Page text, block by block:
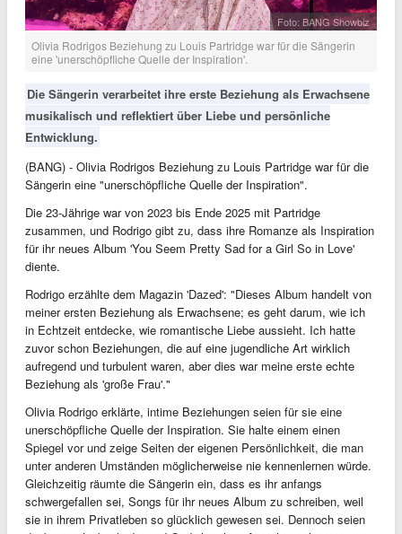
Foto: BANG Showbiz
Olivia Rodrigos Beziehung zu Louis Partridge war für die Sängerin
eine 'unerschöpfliche Quelle der Inspiration'.
Die Sängerin verarbeitet ihre erste Beziehung als Erwachsene
musikalisch und reflektiert über Liebe und persönliche
Entwicklung.
(BANG) - Olivia Rodrigos Beziehung zu Louis Partridge war für die
Sängerin eine "unerschöpfliche Quelle der Inspiration".
Die 23-Jährige war von 2023 bis Ende 2025 mit Partridge
zusammen, und Rodrigo gibt zu, dass ihre Romanze als Inspiration
für ihr neues Album 'You Seem Pretty Sad for a Girl So in Love'
diente.
Rodrigo erzählte dem Magazin 'Dazed': "Dieses Album handelt von
meiner ersten Beziehung als Erwachsene; es geht darum, wie ich
in Echtzeit entdecke, wie romantische Liebe aussieht. Ich hatte
zuvor schon Beziehungen, die auf eine jugendliche Art wirklich
aufregend und turbulent waren, aber dies war meine erste echte
Beziehung als 'große Frau'."
Olivia Rodrigo erklärte, intime Beziehungen seien für sie eine
unerschöpfliche Quelle der Inspiration. Sie halte einem einen
Spiegel vor und zeige Seiten der eigenen Persönlichkeit, die man
unter anderen Umständen möglicherweise nie kennenlernen würde.
Gleichzeitig räumte die Sängerin ein, dass es ihr anfangs
schwergefallen sei, Songs für ihr neues Album zu schreiben, weil
sie in ihrem Privatleben so glücklich gewesen sei. Dennoch seien